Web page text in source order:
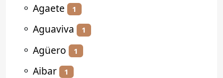
⚬ Agaete 1
⚬ Aguaviva 1
⚬ Agüero 1
⚬ Aibar 1